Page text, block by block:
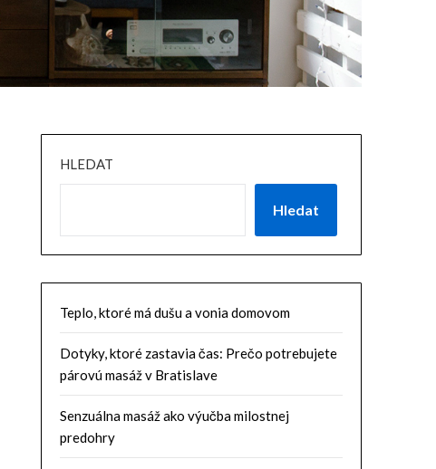
HLEDAT
Hledat
Teplo, ktoré má dušu a vonia domovom
Dotyky, ktoré zastavia čas: Prečo potrebujete
párovú masáž v Bratislave
Senzuálna masáž ako výučba milostnej
predohry